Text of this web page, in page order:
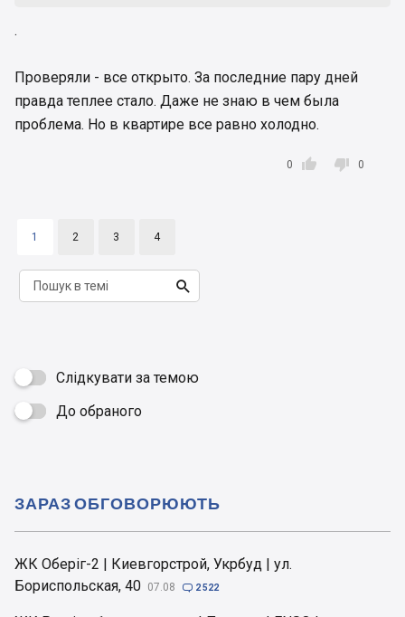
.
Проверяли - все открыто. За последние пару дней
правда теплее стало. Даже не знаю в чем была
проблема. Но в квартире все равно холодно.

0  0
1 2 3 4

Слідкувати за темою
 До обраного
ЖК Оберіг-2 | Киевгорстрой, Укрбуд | ул.
Бориспольская, 40 07.08  2 522
ЗАРАЗ ОБГОВОРЮЮТЬ